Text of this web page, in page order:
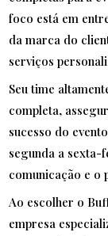
foco está em
da marca do
serviços
Seu time
completa,
sucesso do
segunda a sexta-
comunicação e o
Ao escolher o
empresa